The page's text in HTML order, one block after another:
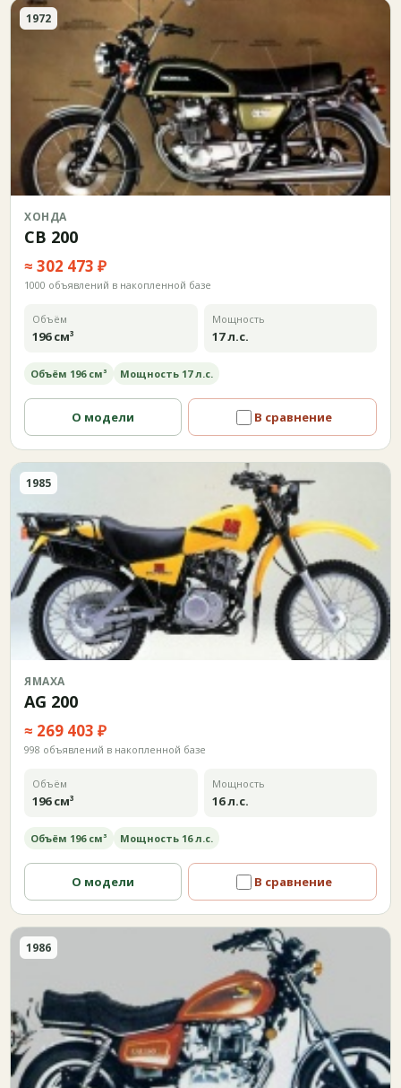
1972
ХОНДА
CB 200
≈ 302 473 ₽
1000 объявлений в накопленной базе
Объём
196 см³
Мощность
17 л.с.
Объём 196 см³ Мощность 17 л.с.
О модели В сравнение
1985
ЯМАХА
AG 200
≈ 269 403 ₽
998 объявлений в накопленной базе
Объём
196 см³
Мощность
16 л.с.
Объём 196 см³ Мощность 16 л.с.
О модели В сравнение
1986